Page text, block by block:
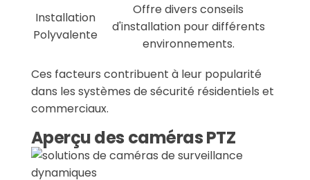
Installation
Polyvalente
Offre divers conseils
d'installation pour différents
environnements.
Ces facteurs contribuent à leur popularité
dans les systèmes de sécurité résidentiels et
commerciaux.
Aperçu des caméras PTZ